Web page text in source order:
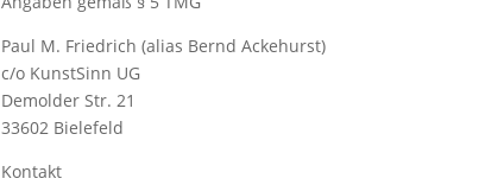
Paul M. Friedrich (alias Bernd Ackehurst)
c/o KunstSinn UG
Demolder Str. 21
33602 Bielefeld
Kontakt